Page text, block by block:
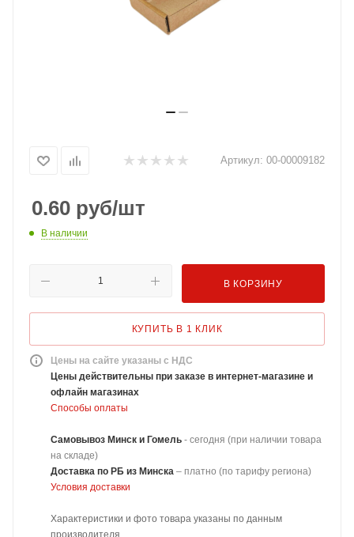
Артикул: 00-00009182
0.60 руб/шт
В наличии
В КОРЗИНУ
КУПИТЬ В 1 КЛИК
Цены на сайте указаны с НДС
Цены действительны при заказе в интернет-магазине и
офлайн магазинах
Способы оплаты
Самовывоз Минск и Гомель - сегодня (при наличии товара
на складе)
Доставка по РБ из Минска – платно (по тарифу региона)
Условия доставки
Характеристики и фото товара указаны по данным
производителя